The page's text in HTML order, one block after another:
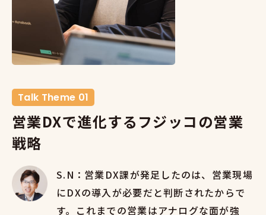
Talk Theme 01
営業DXで進化するフジッコの営業
戦略
S.N：営業DX課が発足したのは、営業現場
にDXの導入が必要だと判断されたからで
す。これまでの営業はアナログな面が強